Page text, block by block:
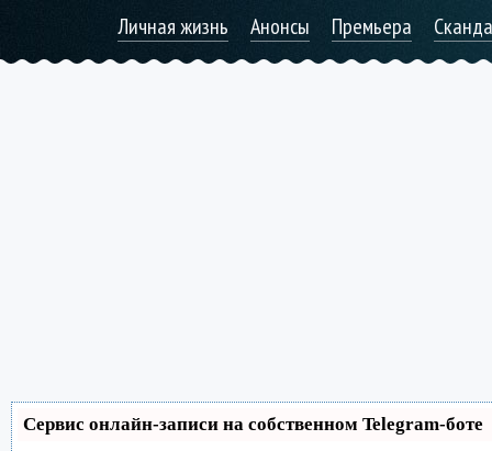
Личная жизнь Анонсы Премьера
Сервис онлайн-записи на собственном Telegram-боте